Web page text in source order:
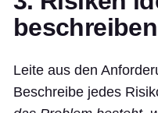
beschreiben
Leite aus den
Beschreibe jedes